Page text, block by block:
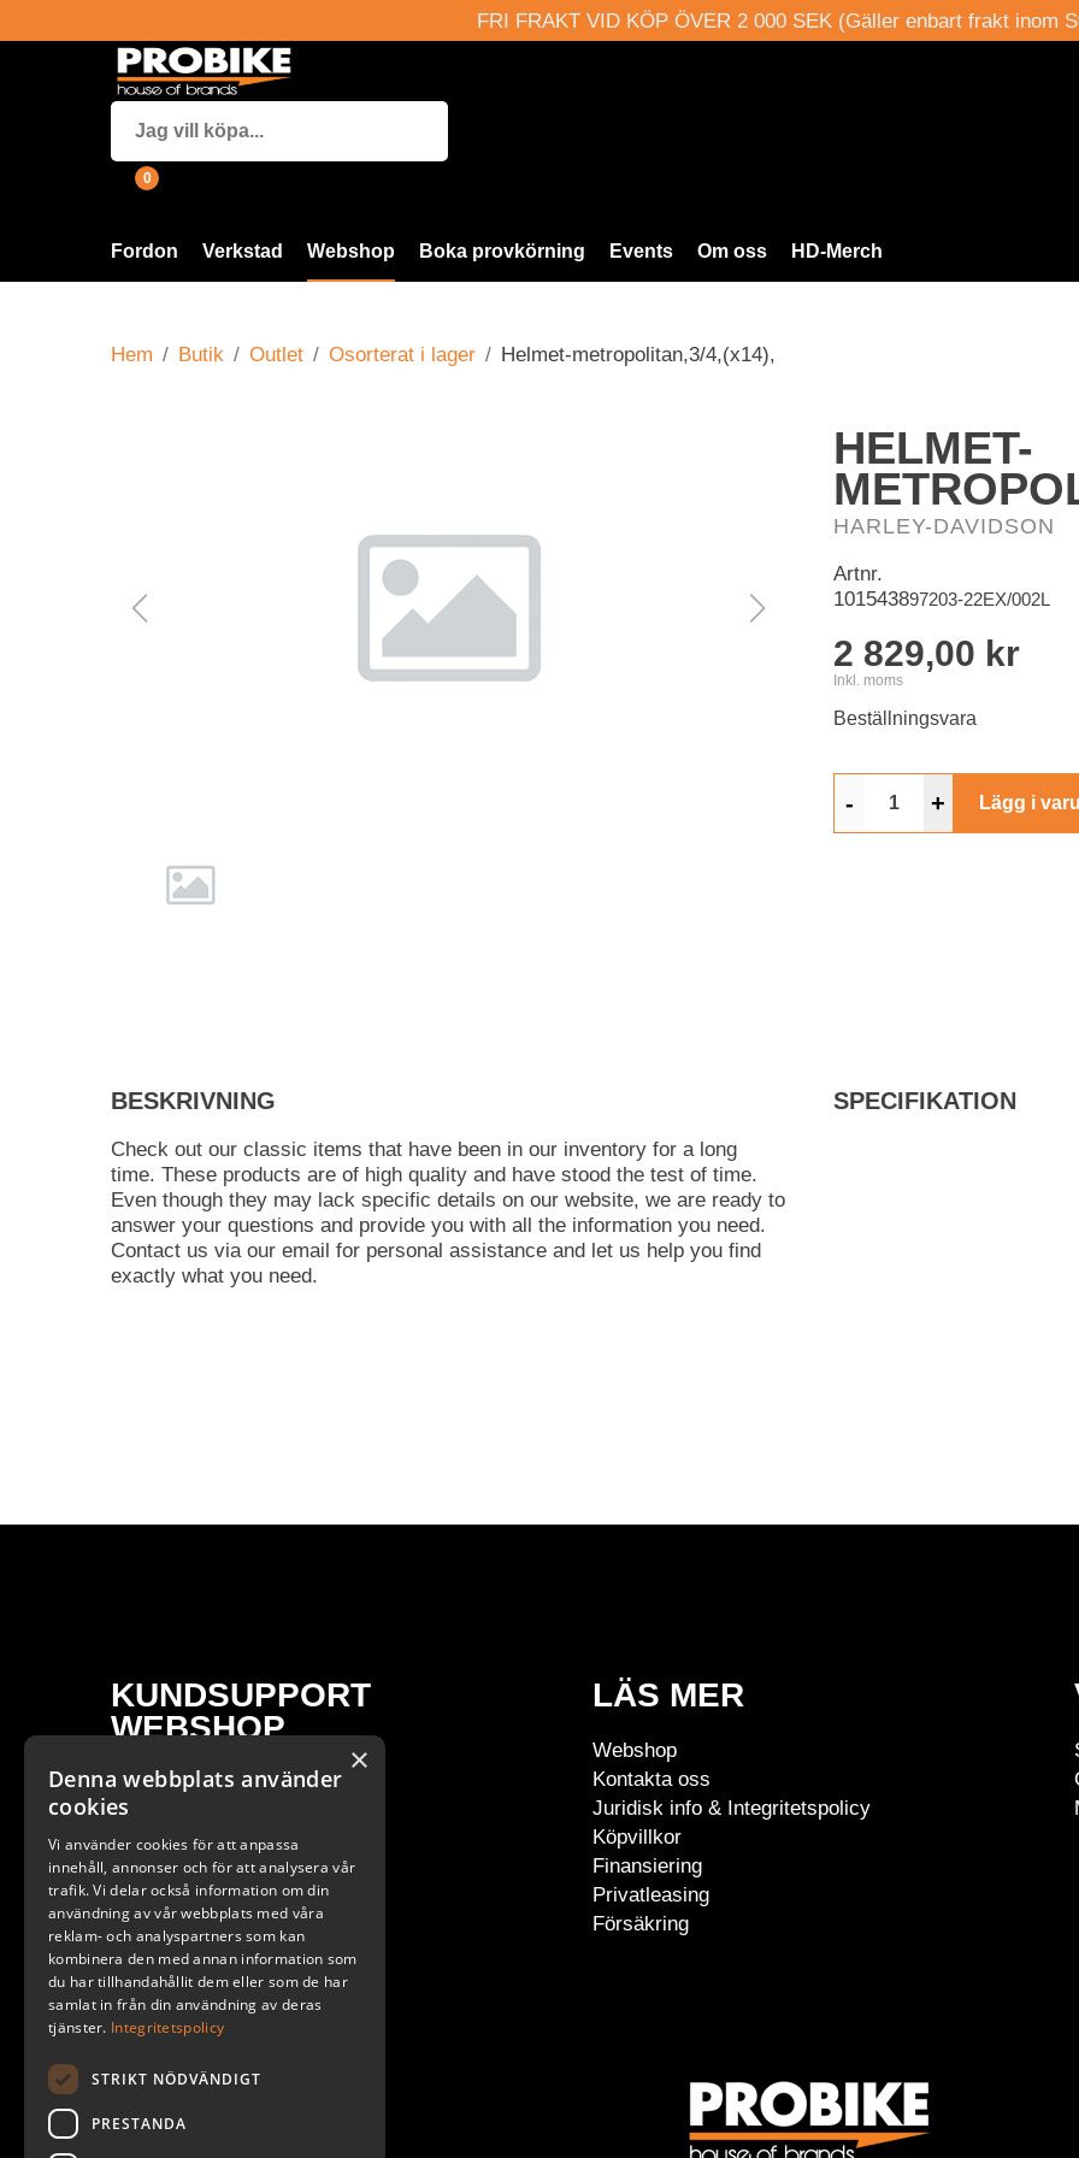
FRI FRAKT VID KÖP ÖVER 2 000 SEK (Gäller enbart frakt inom
0
Fordon Verkstad Webshop Boka provkörning Events Om oss HD-Merch
Hem Butik Outlet Osorterat i lager Helmet-metropolitan,3/4,(x14),
HELMET-
HARLEY-DAVIDSON
Artnr.
101543897203-22EX/002L
2 829,00 kr
Inkl. moms
Beställningsvara
- + Lägg i
BESKRIVNING
Check out our classic items that have been in our inventory for a long
time. These products are of high quality and have stood the test of time.
Even though they may lack specific details on our website, we are ready to
answer your questions and provide you with all the information you need.
Contact us via our email for personal assistance and let us help you find
exactly what you need.
SPECIFIKATION
KUNDSUPPORT
WEBSHOP
ÖPPETTIDER
Måndag - Fredag / 9 - 17
E-POST
webshop@probike.se
Ångra mitt köp
LÄS MER
Webshop
Kontakta oss
Juridisk info & Integritetspolicy
Köpvillkor
Finansiering
Privatleasing
Försäkring
×
Denna webbplats använder
cookies
Vi använder cookies för att anpassa
innehåll, annonser och för att analysera vår
trafik. Vi delar också information om din
användning av vår webbplats med våra
reklam- och analyspartners som kan
kombinera den med annan information som
du har tillhandahållit dem eller som de har
samlat in från din användning av deras
tjänster. Integritetspolicy
STRIKT NÖDVÄNDIGT
PRESTANDA